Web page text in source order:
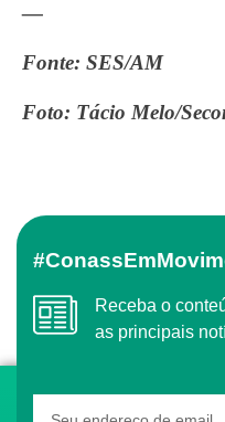
—
Fonte: SES/AM
Foto: Tácio Melo/
Receba o conteúdo semanal do Conass com
as principais